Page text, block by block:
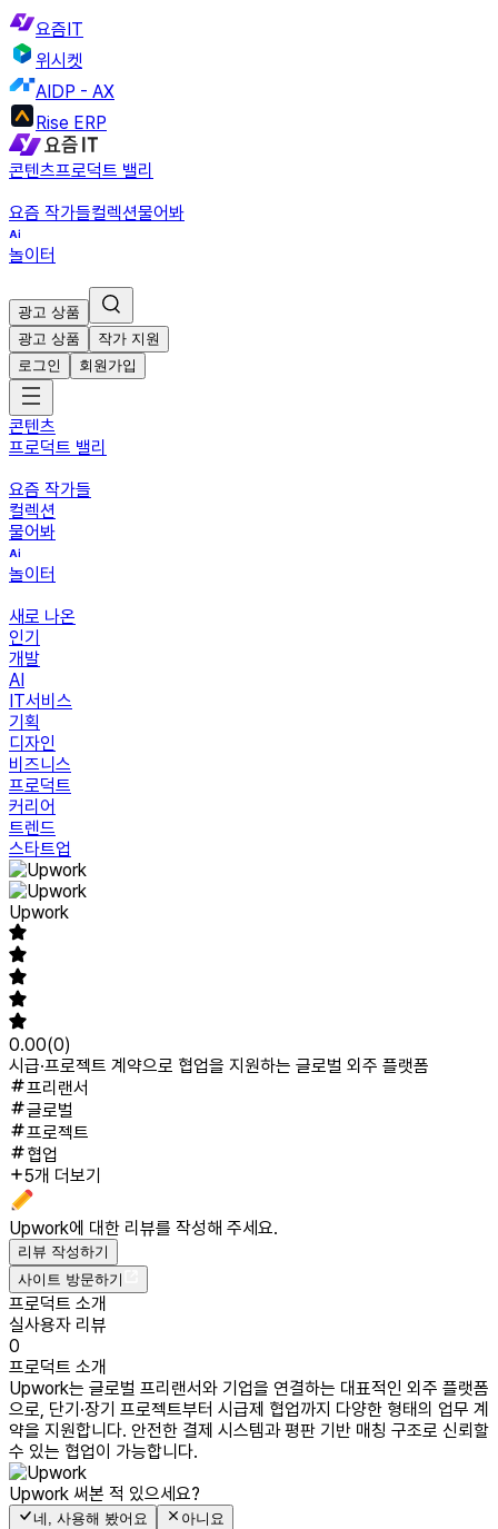
요즘IT
위시켓
AIDP - AX
Rise ERP
콘텐츠프로덕트 밸리
요즘 작가들컬렉션물어봐
놀이터
광고 상품
광고 상품
작가 지원
로그인
회원가입
콘텐츠
프로덕트 밸리
요즘 작가들
컬렉션
물어봐
놀이터
새로 나온
인기
개발
AI
IT서비스
기획
디자인
비즈니스
프로덕트
커리어
트렌드
스타트업
Upwork
0.00(0)
시급·프로젝트 계약으로 협업을 지원하는 글로벌 외주 플랫폼
프리랜서
글로벌
프로젝트
협업
5개 더보기
Upwork에 대한 리뷰를 작성해 주세요.
리뷰 작성하기
사이트 방문하기
프로덕트 소개
실사용자 리뷰
0
프로덕트 소개
Upwork는 글로벌 프리랜서와 기업을 연결하는 대표적인 외주 플랫폼
으로, 단기·장기 프로젝트부터 시급제 협업까지 다양한 형태의 업무 계
약을 지원합니다. 안전한 결제 시스템과 평판 기반 매칭 구조로 신뢰할
수 있는 협업이 가능합니다.
Upwork 써본 적 있으세요?
네, 사용해 봤어요 아니요